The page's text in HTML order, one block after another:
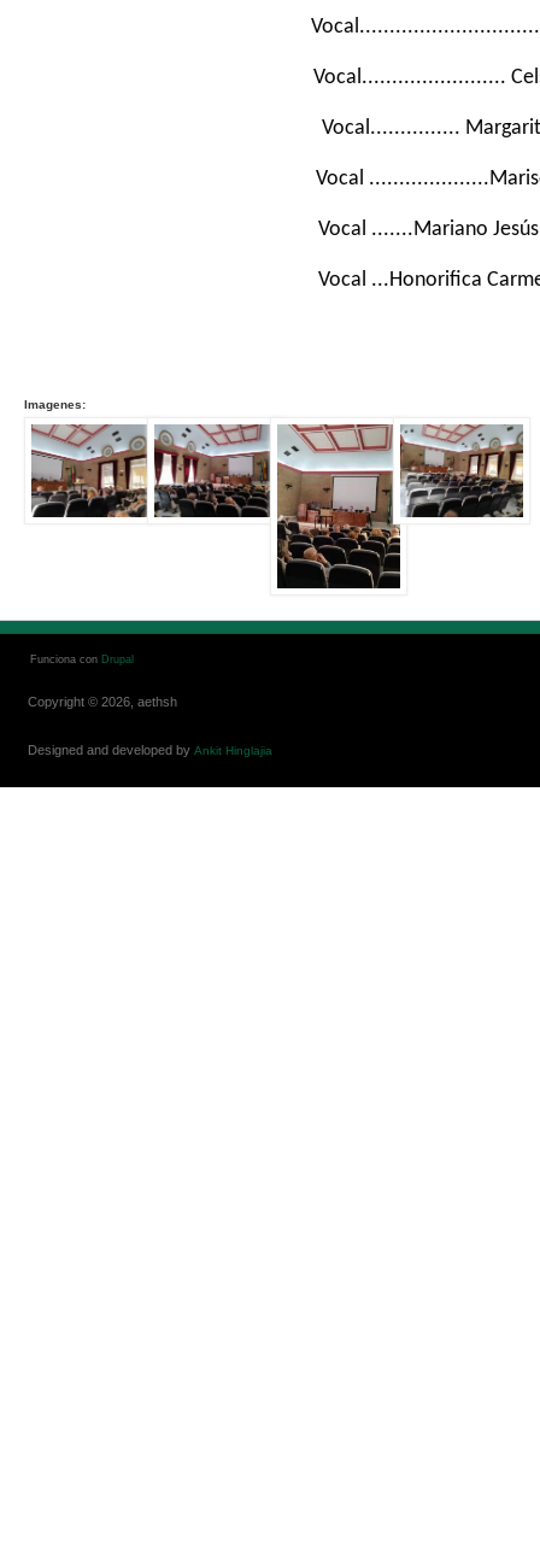
Vocal........................
Vocal...............
Vocal
Vocal .......Mariano
Vocal ...Honorifica
Imagenes:
Funciona con Drupal
Copyright © 2026, aethsh
Designed and developed by Ankit Hinglajia